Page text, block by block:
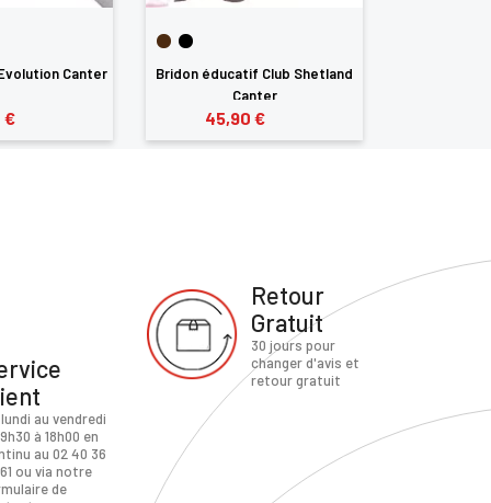
Canter
€
Bridon éducatif Club Shetland
Canter
45,90 €
au vendredi
à 18h00 en
au 02 40 36
ou via notre
de
Retour
Gratuit
30 jours pour
changer d'avis et
retour gratuit